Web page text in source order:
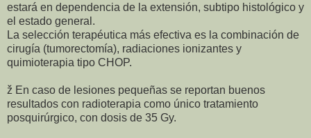
estará en dependencia de la extensión, subtipo histológico y
el estado general.
La selección terapéutica más efectiva es la combinación de
cirugía (tumorectomía), radiaciones ionizantes y
quimioterapia tipo CHOP.
ž En caso de lesiones pequeñas se reportan buenos
resultados con radioterapia como único tratamiento
posquirúrgico, con dosis de 35 Gy.